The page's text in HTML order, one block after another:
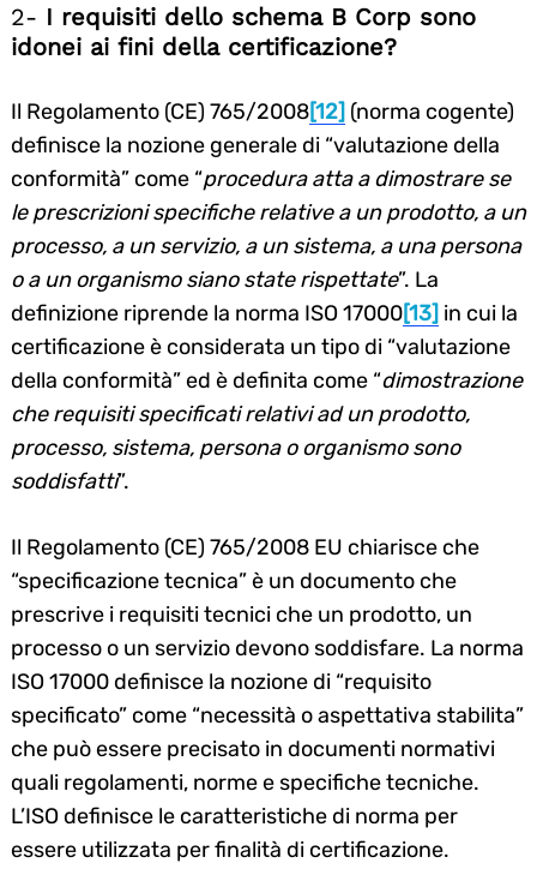
2- I requisiti dello schema B Corp sono
idonei ai fini della certificazione?
Il Regolamento (CE) 765/2008[12] (norma cogente)
definisce la nozione generale di “valutazione della
conformità” come “procedura atta a dimostrare se
le prescrizioni specifiche relative a un prodotto, a un
processo, a un servizio, a un sistema, a una persona
o a un organismo siano state rispettate”. La
definizione riprende la norma ISO 17000[13] in cui la
certificazione è considerata un tipo di “valutazione
della conformità” ed è definita come “dimostrazione
che requisiti specificati relativi ad un prodotto,
processo, sistema, persona o organismo sono
soddisfatti”.
Il Regolamento (CE) 765/2008 EU chiarisce che
“specificazione tecnica” è un documento che
prescrive i requisiti tecnici che un prodotto, un
processo o un servizio devono soddisfare. La norma
ISO 17000 definisce la nozione di “requisito
specificato” come “necessità o aspettativa stabilita”
che può essere precisato in documenti normativi
quali regolamenti, norme e specifiche tecniche.
L’ISO definisce le caratteristiche di norma per
essere utilizzata per finalità di certificazione.